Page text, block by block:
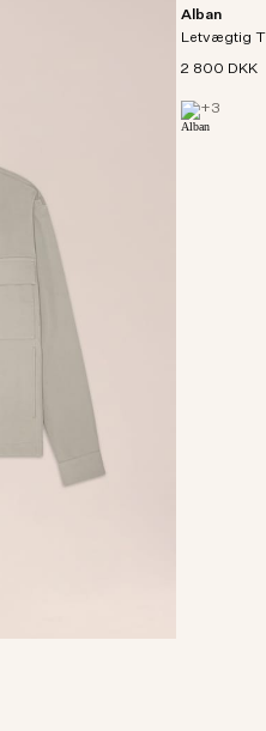
Alban
Letvægtig
2 800 DKK
+3